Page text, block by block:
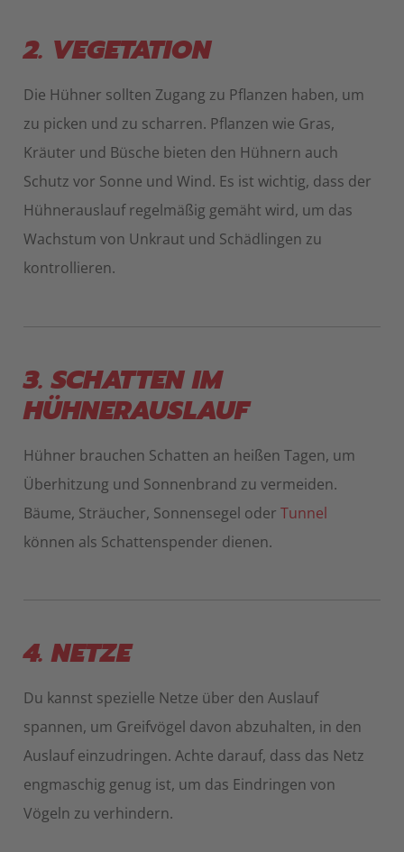
2. VEGETATION
Die Hühner sollten Zugang zu Pflanzen haben, um
zu picken und zu scharren. Pflanzen wie Gras,
Kräuter und Büsche bieten den Hühnern auch
Schutz vor Sonne und Wind. Es ist wichtig, dass der
Hühnerauslauf regelmäßig gemäht wird, um das
Wachstum von Unkraut und Schädlingen zu
kontrollieren.
3. SCHATTEN IM
HÜHNERAUSLAUF
Hühner brauchen Schatten an heißen Tagen, um
Überhitzung und Sonnenbrand zu vermeiden.
Bäume, Sträucher, Sonnensegel oder Tunnel
können als Schattenspender dienen.
4. NETZE
Du kannst spezielle Netze über den Auslauf
spannen, um Greifvögel davon abzuhalten, in den
Auslauf einzudringen. Achte darauf, dass das Netz
engmaschig genug ist, um das Eindringen von
Vögeln zu verhindern.